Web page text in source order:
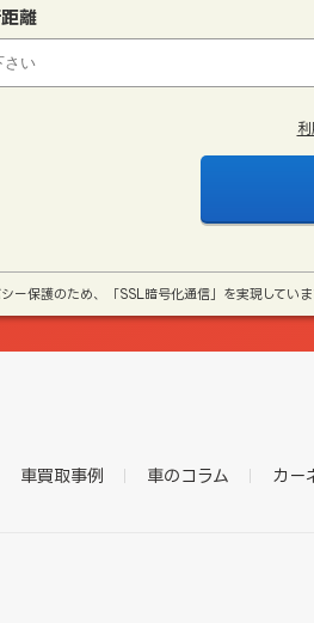
離
ー保護のため、「SSL暗号化通信」を実現してい
車買取事例 車のコラム カー